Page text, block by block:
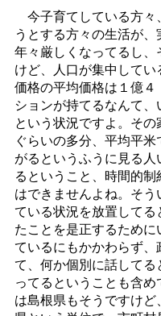
今子育てしている方々
うとする方々の生活が
年々厳しくなってるし
けど、人口が集中して
価格の平均価格は１億
ションが持てるなんて
という状況ですよ。そ
ぐらいの多分、平均平
がるというふうに見る
るということ、時間的
はできませんよね。そ
ている状況を放置して
たことを是正するため
ているにもかかわらず
て、何か個別に話して
ってるということも含
は島根県もそうですけ